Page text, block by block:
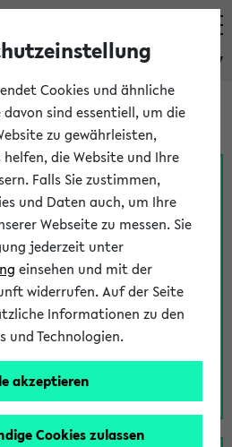
eKVV
Veranstaltungen
Fragen zu
finden Sie Ansprechpersonen
jeder Veranstaltung. Der BIS
direkte Hilfe leisten.
Teilnahmemanagement
die Personen, die Ihre
haben, auf der
der
Cookies und ähnliche
davon sind essentiell, um die
zu gewährleisten,
die Website und Ihre
Falls Sie zustimmen,
und Daten auch, um Ihre
Webseite zu messen. Sie
jederzeit unter
einsehen und mit der
widerrufen. Auf der Seite
Informationen zu den
und Technologien.
akzeptieren
Cookies zulassen